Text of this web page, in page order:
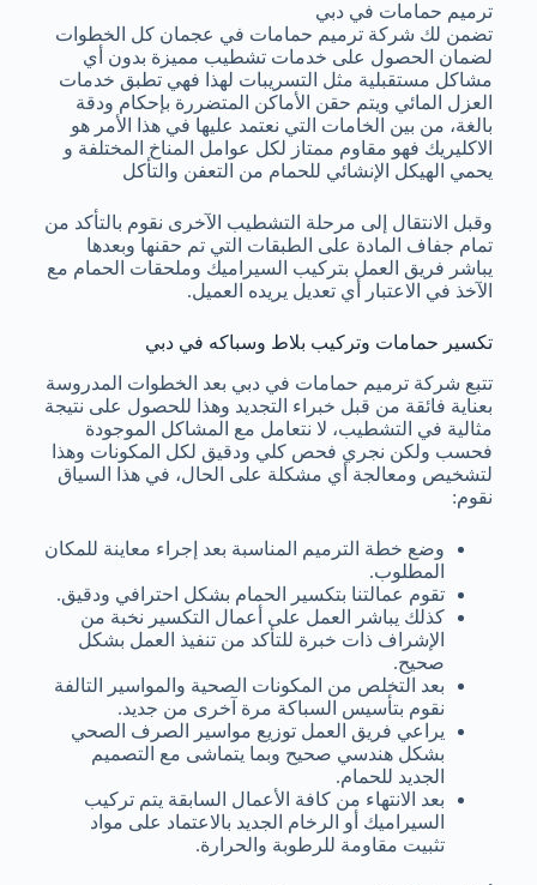
ترميم حمامات في دبي
تضمن لك شركة ترميم حمامات في عجمان كل الخطوات
لضمان الحصول على خدمات تشطيب مميزة بدون أي
مشاكل مستقبلية مثل التسريبات لهذا فهي تطبق خدمات
العزل المائي ويتم حقن الأماكن المتضررة بإحكام ودقة
بالغة، من بين الخامات التي نعتمد عليها في هذا الأمر هو
الاكليريك فهو مقاوم ممتاز لكل عوامل المناخ المختلفة و
يحمي الهيكل الإنشائي للحمام من التعفن والتأكل
وقبل الانتقال إلى مرحلة التشطيب الآخرى نقوم بالتأكد من
تمام جفاف المادة على الطبقات التي تم حقنها وبعدها
يباشر فريق العمل بتركيب السيراميك وملحقات الحمام مع
الآخذ في الاعتبار أي تعديل يريده العميل.
تكسير حمامات وتركيب بلاط وسباكه في دبي
تتبع شركة ترميم حمامات في دبي بعد الخطوات المدروسة
بعناية فائقة من قبل خبراء التجديد وهذا للحصول على نتيجة
مثالية في التشطيب، لا نتعامل مع المشاكل الموجودة
فحسب ولكن نجري فحص كلي ودقيق لكل المكونات وهذا
لتشخيص ومعالجة أي مشكلة على الحال، في هذا السياق
نقوم:
وضع خطة الترميم المناسبة بعد إجراء معاينة للمكان
المطلوب.
تقوم عمالتنا بتكسير الحمام بشكل احترافي ودقيق.
كذلك يباشر العمل على أعمال التكسير نخبة من
الإشراف ذات خبرة للتأكد من تنفيذ العمل بشكل
صحيح.
بعد التخلص من المكونات الصحية والمواسير التالفة
نقوم بتأسيس السباكة مرة آخرى من جديد.
يراعي فريق العمل توزيع مواسير الصرف الصحي
بشكل هندسي صحيح وبما يتماشى مع التصميم
الجديد للحمام.
بعد الانتهاء من كافة الأعمال السابقة يتم تركيب
السيراميك أو الرخام الجديد بالاعتماد على مواد
تثبيت مقاومة للرطوبة والحرارة.